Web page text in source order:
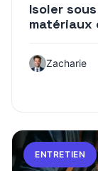
Isoler
matériaux
Zacharie
ENTRETIEN